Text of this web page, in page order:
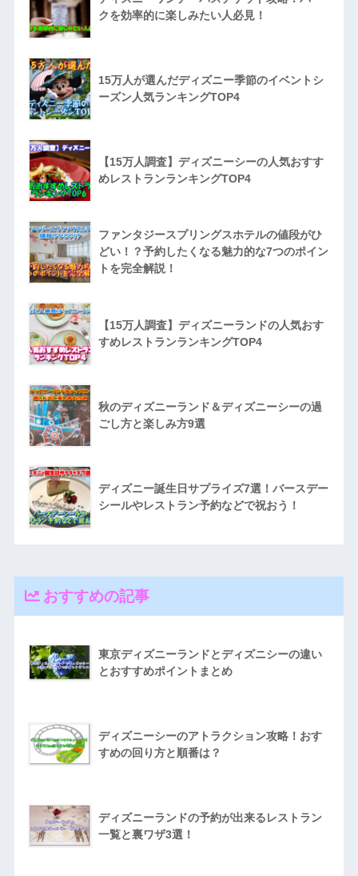
クを効率的に楽しみたい人必見！
15万人が選んだディズニー季節のイベントシ
ーズン人気ランキングTOP4
【15万人調査】ディズニーシーの人気おすす
めレストランランキングTOP4
ファンタジースプリングスホテルの値段がひ
どい！？予約したくなる魅力的な7つのポイン
トを完全解説！
【15万人調査】ディズニーランドの人気おす
すめレストランランキングTOP4
秋のディズニーランド＆ディズニーシーの過
ごし方と楽しみ方9選
ディズニー誕生日サプライズ7選！バースデー
シールやレストラン予約などで祝おう！
おすすめの記事
東京ディズニーランドとディズニシーの違い
とおすすめポイントまとめ
ディズニーシーのアトラクション攻略！おす
すめの回り方と順番は？
ディズニーランドの予約が出来るレストラン
一覧と裏ワザ3選！